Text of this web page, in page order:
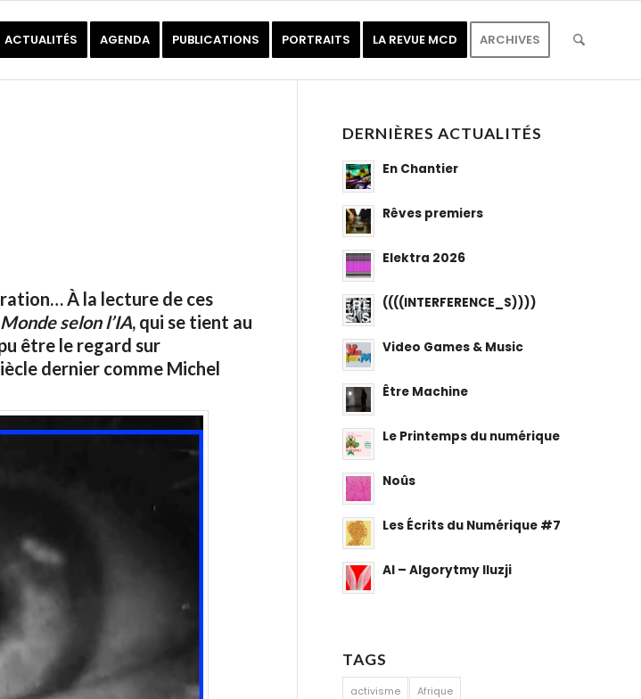
ACTUALITÉS AGENDA PUBLICATIONS PORTRAITS LA REVUE MCD ARCHIVES
À la lecture de ces
selon l’IA, qui se tient au
être le regard sur
dernier comme Michel
DERNIÈRES ACTUALITÉS
En Chantier
Rêves premiers
Elektra 2026
((((INTERFERENCE_S))))
Video Games & Music
Être Machine
Le Printemps du numérique
Noûs
Les Écrits du Numérique #7
AI – Algorytmy Iluzji
TAGS
activisme Afrique